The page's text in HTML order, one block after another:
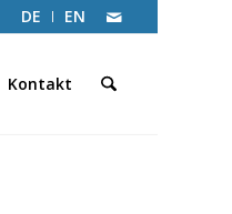
DE EN
Kontakt